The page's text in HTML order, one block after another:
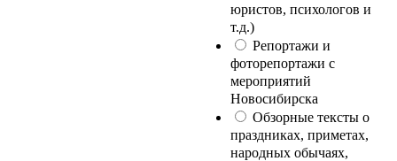
юристов, психологов и
т.д.)
Репортажи и
фоторепортажи с
мероприятий
Новосибирска
Обзорные тексты о
праздниках, приметах,
народных обычаях,